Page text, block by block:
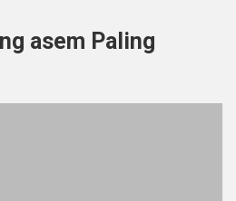
asem Paling